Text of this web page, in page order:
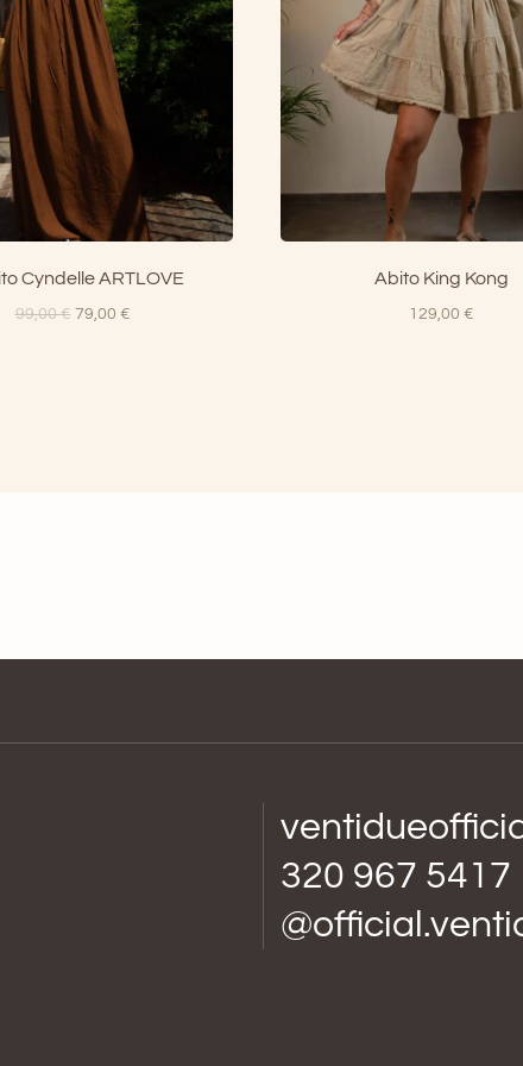
Cyndelle ARTLOVE
99,00€ Il
79,00 €Il
Abito King Kong
129,00 €
320 967 5417